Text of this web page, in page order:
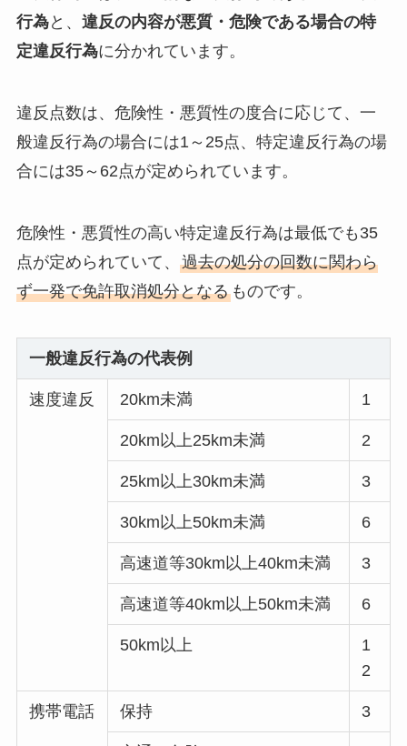
行為と、 違反の内容が悪質・危険である場合の特
定違反行為に分かれています。
違反点数は、危険性・悪質性の度合に応じて、一
般違反行為の場合には1～25点、特定違反行為の場
合には35～62点が定められています。
危険性・悪質性の高い特定違反行為は最低でも35
点が定められていて、 過去の処分の回数に関わら
ず一発で免許取消処分となるものです。
一般違反行為の代表例
速度違反 20km未満 1
20km以上25km未満 2
25km以上30km未満 3
30km以上50km未満 6
高速道等30km以上40km未満 3
高速道等40km以上50km未満 6
50km以上
1
2
携帯電話 保持 3